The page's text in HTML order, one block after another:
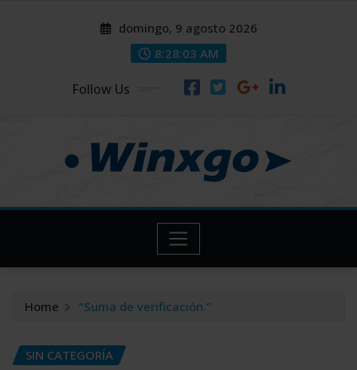
domingo, 9 agosto 2026
8:28:04 AM
Follow Us
Home “Suma de verificación.”
SIN CATEGORÍA